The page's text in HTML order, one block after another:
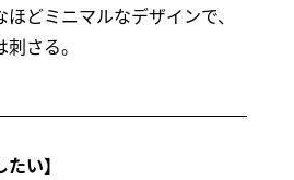
どミニマルなデザインで、
さる。
い】